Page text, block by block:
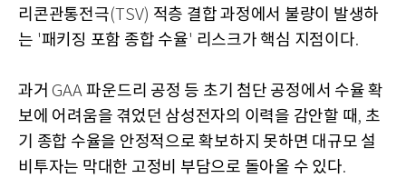
리콘관통전극(TSV) 적층 결합 과정에서 불량이 발생하
는 '패키징 포함 종합 수율' 리스크가 핵심 지점이다.
과거 GAA파운드리 공정 등 초기 첨단 공정에서 수율 확
보에 어려움을 겪었던 삼성전자의 이력을 감안할 때, 초
기 종합 수율을 안정적으로 확보하지 못하면 대규모 설
비투자는 막대한 고정비 부담으로 돌아올 수 있다.